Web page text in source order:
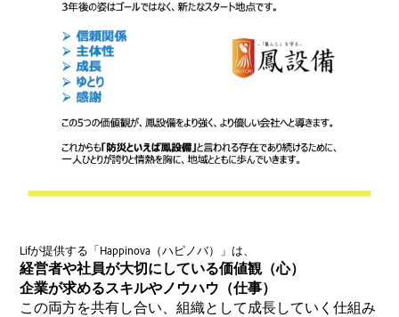
Lifが提供する「Happinova（ハピノバ）」は、
経営者や社員が大切にしている価値観（心）
企業が求めるスキルやノウハウ（仕事）
この両方を共有し合い、組織として成長していく仕組み